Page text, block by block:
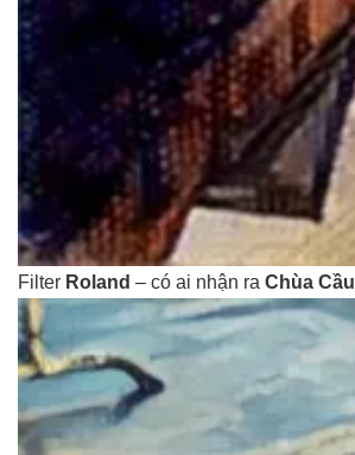
Filter Roland – có ai nhận ra Chùa Cầu